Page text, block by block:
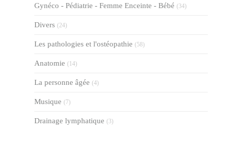
Gynéco - Pédiatrie - Femme Enceinte - Bébé (34)
Divers (24)
Les pathologies et l'ostéopathie (58)
Anatomie (14)
La personne âgée (4)
Musique (7)
Drainage lymphatique (3)